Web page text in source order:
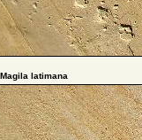
latimana